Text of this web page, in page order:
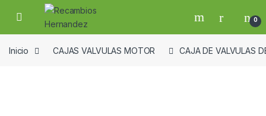
Skip to navigation
Skip to content
Open 0
Inicio CAJAS VALVULAS MOTOR CAJA DE VALVULAS